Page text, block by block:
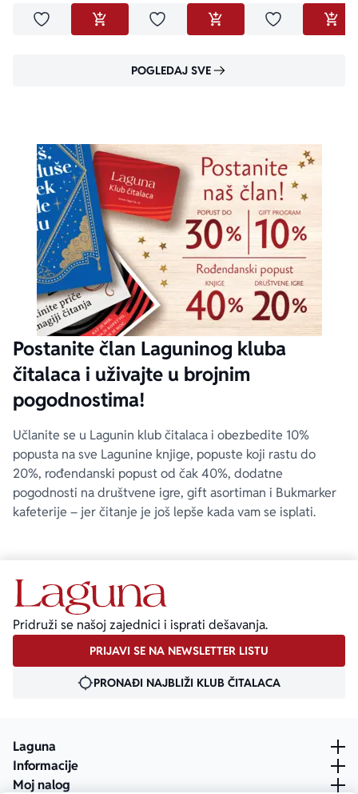
Dodaj u omiljeneDODAJ U KORPUDodaj u omiljeneDODAJ U KORPU
Dodaj u
POGLEDAJ SVE
Postanite član Laguninog kluba
čitalaca i uživajte u brojnim
pogodnostima!
Učlanite se u Lagunin klub čitalaca i obezbedite 10%
popusta na sve Lagunine knjige, popuste koji rastu do
20%, rođendanski popust od čak 40%, dodatne
pogodnosti na društvene igre, gift asortiman i Bukmarker
kafeterije – jer čitanje je još lepše kada vam se isplati.
Pridruži se našoj zajednici i isprati dešavanja.
PRIJAVI SE NA NEWSLETTER LISTU
PRONAĐI NAJBLIŽI KLUB ČITALACA
Laguna
Informacije
Moj nalog